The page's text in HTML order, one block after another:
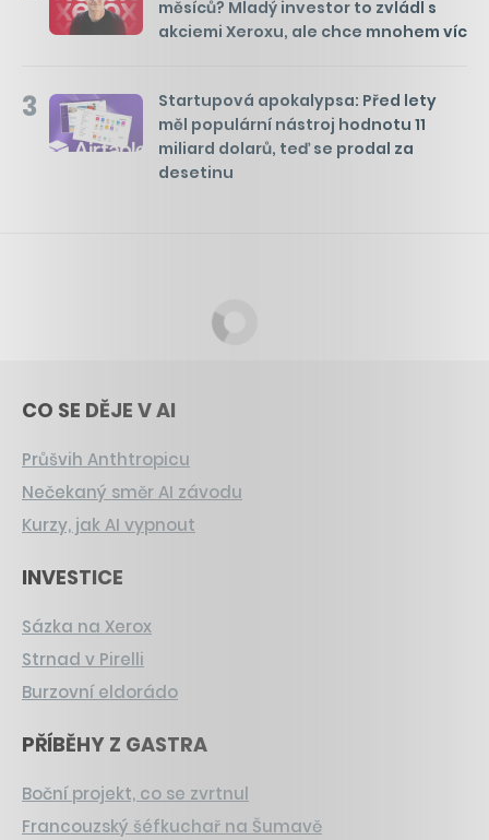
měsíců? Mladý investor to zvládl s
akciemi Xeroxu, ale chce mnohem víc
3
Startupová apokalypsa: Před lety
měl populární nástroj hodnotu 11
miliard dolarů, teď se prodal za
desetinu
CO SE DĚJE V AI
Průšvih Anthtropicu
Nečekaný směr AI závodu
Kurzy, jak AI vypnout
INVESTICE
Sázka na Xerox
Strnad v Pirelli
Burzovní eldorádo
PŘÍBĚHY Z GASTRA
Boční projekt, co se zvrtnul
Francouzský šéfkuchař na Šumavě